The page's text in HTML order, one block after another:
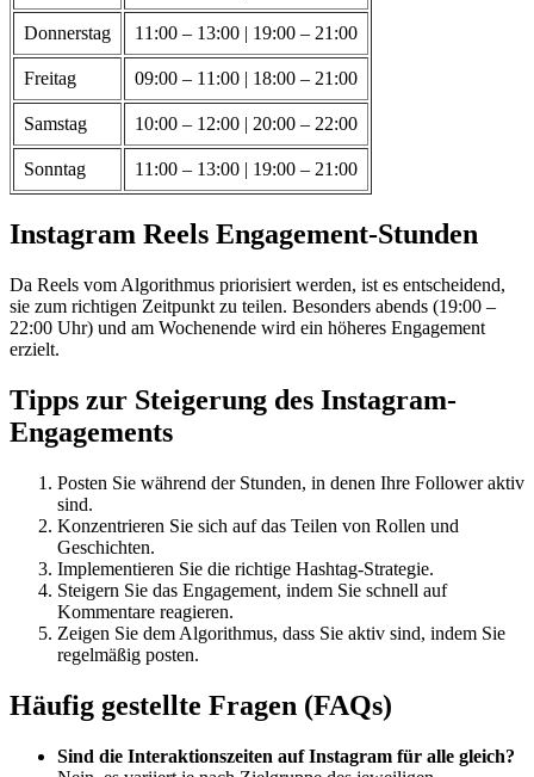
Donnerstag 11:00 – 13:00 | 19:00 – 21:00
Freitag 09:00 – 11:00 | 18:00 – 21:00
Samstag 10:00 – 12:00 | 20:00 – 22:00
Sonntag 11:00 – 13:00 | 19:00 – 21:00
Instagram Reels Engagement-Stunden
Da Reels vom Algorithmus priorisiert werden, ist es entscheidend,
sie zum richtigen Zeitpunkt zu teilen. Besonders abends (19:00 –
22:00 Uhr) und am Wochenende wird ein höheres Engagement
erzielt.
Tipps zur Steigerung des Instagram-
Engagements
Posten Sie während der Stunden, in denen Ihre Follower aktiv
sind.
Konzentrieren Sie sich auf das Teilen von Rollen und
Geschichten.
Implementieren Sie die richtige Hashtag-Strategie.
Steigern Sie das Engagement, indem Sie schnell auf
Kommentare reagieren.
Zeigen Sie dem Algorithmus, dass Sie aktiv sind, indem Sie
regelmäßig posten.
Häufig gestellte Fragen (FAQs)
Sind die Interaktionszeiten auf Instagram für alle gleich?